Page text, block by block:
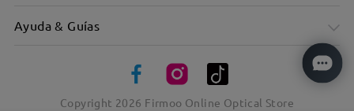
Ayuda & Guías
Copyright 2026 Firmoo Online Optical Store